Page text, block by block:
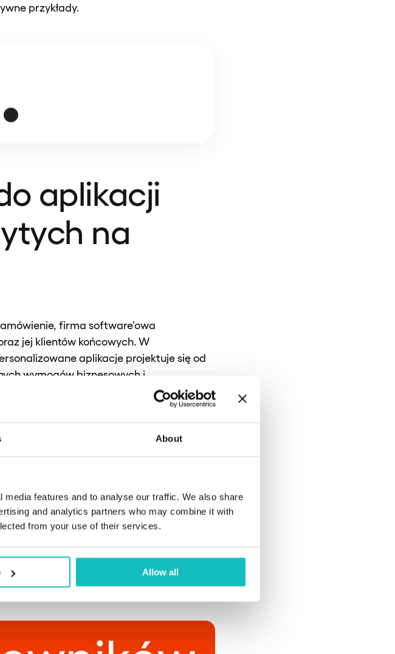
About
features and to analyse our traffic. We also share
and analytics partners who may combine it with
from your use of their services.
Allow all
przykłady.
aplikacji
na
firma software’owa
jej klientów końcowych. W
aplikacje projektuje się od
wymogów biznesowych i
— od tego, jak wygląda interfejs
z zewnętrznymi usługami.
oczekują, że instytucje finansowe
zarządzanie finansami osobistymi,
do najnowszych trendów, jakie obecnie
że 45% użytkowników korzysta z
. Rosnące zapotrzebowanie na
doradztwo inwestycyjne czy analizę
finansowe do inwestowania w